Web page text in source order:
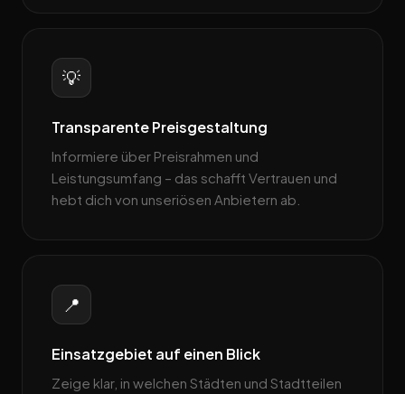
💡
Transparente Preisgestaltung
Informiere über Preisrahmen und
Leistungsumfang – das schafft Vertrauen und
hebt dich von unseriösen Anbietern ab.
📍
Einsatzgebiet auf einen Blick
Zeige klar, in welchen Städten und Stadtteilen